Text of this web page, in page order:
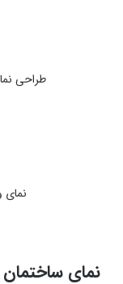
طراحی
نمای
نمای ساختمان